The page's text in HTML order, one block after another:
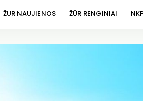
ŽUR NAUJIENOS ŽŪR RENGINIAI